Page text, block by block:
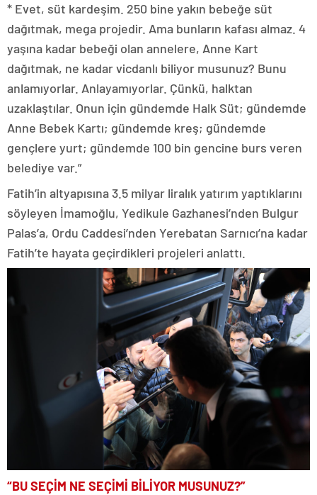
* Evet, süt kardeşim. 250 bine yakın bebeğe süt
dağıtmak, mega projedir. Ama bunların kafası almaz. 4
yaşına kadar bebeği olan annelere, Anne Kart
dağıtmak, ne kadar vicdanlı biliyor musunuz? Bunu
anlamıyorlar. Anlayamıyorlar. Çünkü, halktan
uzaklaştılar. Onun için gündemde Halk Süt; gündemde
Anne Bebek Kartı; gündemde kreş; gündemde
gençlere yurt; gündemde 100 bin gencine burs veren
belediye var.”
Fatih’in altyapısına 3.5 milyar liralık yatırım yaptıklarını
söyleyen İmamoğlu, Yedikule Gazhanesi’nden Bulgur
Palas’a, Ordu Caddesi’nden Yerebatan Sarnıcı’na kadar
Fatih’te hayata geçirdikleri projeleri anlattı.
“BU SEÇİM NE SEÇİMİ BİLİYOR MUSUNUZ?”